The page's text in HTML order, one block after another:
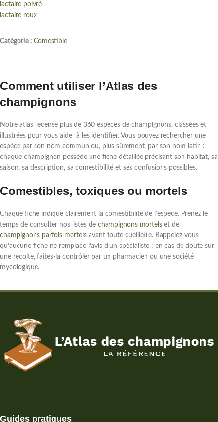
lactaire poivré
lactaire roux
Catégorie : Comestible
Comment utiliser l’Atlas des
champignons
Notre atlas recense plus de 360 espèces de champignons, classées et
illustrées pour vous aider à les identifier. Vous pouvez rechercher une
espèce par son nom commun ou, plus sûrement, par son nom latin :
chaque champignon possède une fiche détaillée précisant son habitat, sa
saison, sa description, sa comestibilité et ses confusions possibles.
Comestibles, toxiques ou mortels
Chaque fiche indique clairement la comestibilité de l’espèce. Prenez le
temps de consulter nos listes de champignons mortels et de
champignons parfois mortels avant toute cueillette. Rappelez-vous
qu’aucune fiche ne remplace l’avis d’un spécialiste : en cas de doute sur
une récolte, faites-la contrôler par un pharmacien ou une société
mycologique.
Guides pratiques